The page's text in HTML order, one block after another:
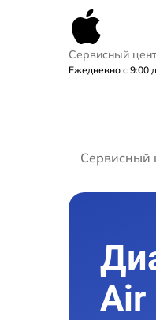
Сервисный
Ежедневно с 9:00
Сервисный
Air